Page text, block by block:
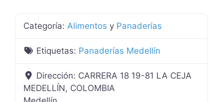
Categoría: Alimentos y Panaderías
Etiquetas: Panaderías Medellín
Dirección: CARRERA 18 19-81 LA CEJA
MEDELLÍN, COLOMBIA